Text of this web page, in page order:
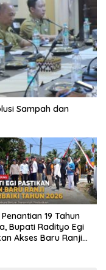
Sampah dan
19 Tahun
Bupati Radityo Egi
Akses Baru Ranji